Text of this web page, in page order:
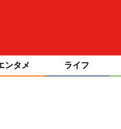
ンタメ ライフ